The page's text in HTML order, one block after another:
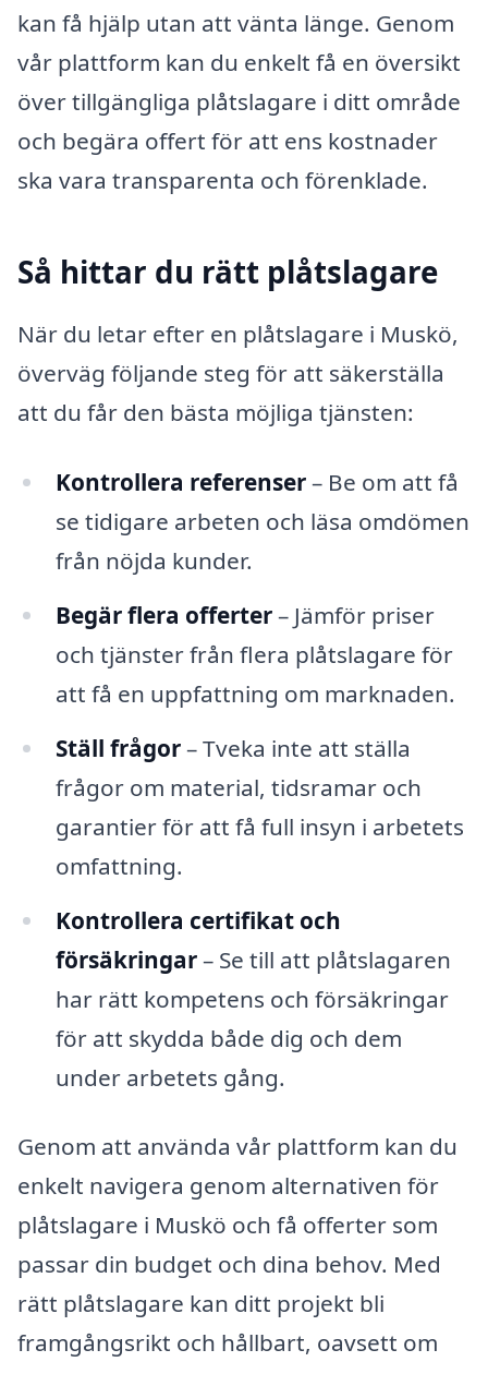
kan få hjälp utan att vänta länge. Genom
vår plattform kan du enkelt få en översikt
över tillgängliga plåtslagare i ditt område
och begära offert för att ens kostnader
ska vara transparenta och förenklade.
Så hittar du rätt plåtslagare
När du letar efter en plåtslagare i Muskö,
överväg följande steg för att säkerställa
att du får den bästa möjliga tjänsten:
Kontrollera referenser– Be om att få
se tidigare arbeten och läsa omdömen
från nöjda kunder.
Begär flera offerter– Jämför priser
och tjänster från flera plåtslagare för
att få en uppfattning om marknaden.
Ställ frågor– Tveka inte att ställa
frågor om material, tidsramar och
garantier för att få full insyn i arbetets
omfattning.
Kontrollera certifikat och
försäkringar– Se till att plåtslagaren
har rätt kompetens och försäkringar
för att skydda både dig och dem
under arbetets gång.
Genom att använda vår plattform kan du
enkelt navigera genom alternativen för
plåtslagare i Muskö och få offerter som
passar din budget och dina behov. Med
rätt plåtslagare kan ditt projekt bli
framgångsrikt och hållbart, oavsett om